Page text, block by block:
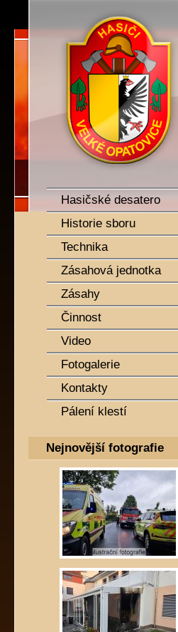
SDH Velké Opatovice
Hasičské desatero
Historie sboru
Technika
Zásahová jednotka
Zásahy
Činnost
Video
Fotogalerie
Kontakty
Pálení klestí
Nejnovější fotografie